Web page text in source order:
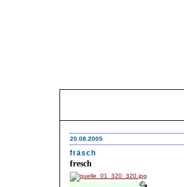
20.08.2005
fräsch
fresch